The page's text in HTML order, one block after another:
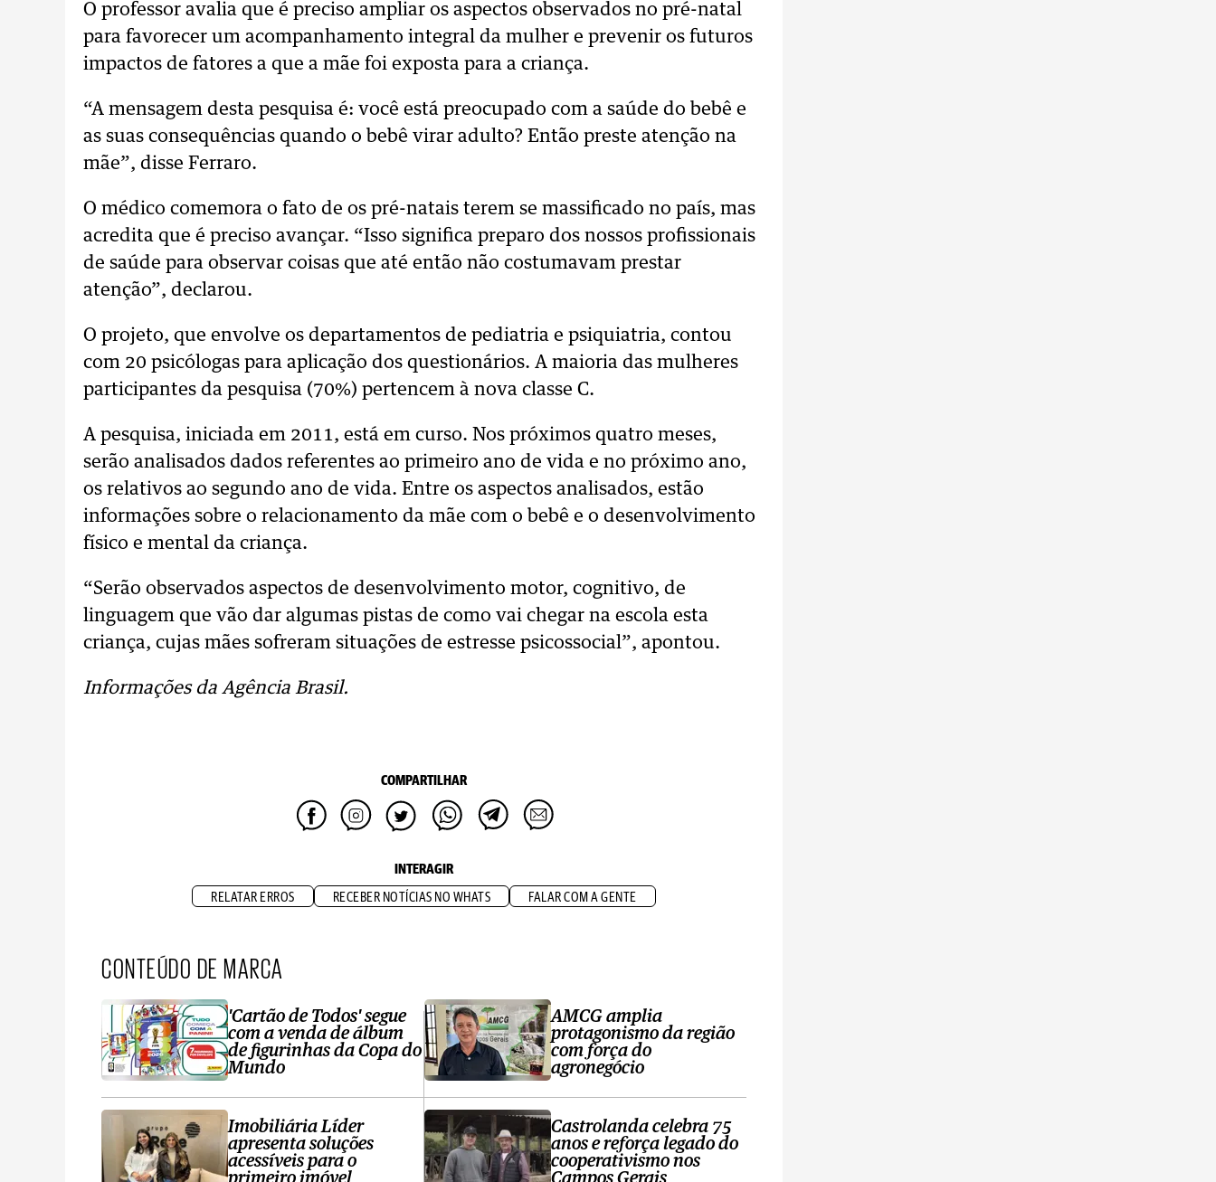
O professor avalia que é preciso ampliar os aspectos observados no pré-natal
para favorecer um acompanhamento integral da mulher e prevenir os futuros
impactos de fatores a que a mãe foi exposta para a criança.
“A mensagem desta pesquisa é: você está preocupado com a saúde do bebê e
as suas consequências quando o bebê virar adulto? Então preste atenção na
mãe”, disse Ferraro.
O médico comemora o fato de os pré-natais terem se massificado no país, mas
acredita que é preciso avançar. “Isso significa preparo dos nossos profissionais
de saúde para observar coisas que até então não costumavam prestar
atenção”, declarou.
O projeto, que envolve os departamentos de pediatria e psiquiatria, contou
com 20 psicólogas para aplicação dos questionários. A maioria das mulheres
participantes da pesquisa (70%) pertencem à nova classe C.
A pesquisa, iniciada em 2011, está em curso. Nos próximos quatro meses,
serão analisados dados referentes ao primeiro ano de vida e no próximo ano,
os relativos ao segundo ano de vida. Entre os aspectos analisados, estão
informações sobre o relacionamento da mãe com o bebê e o desenvolvimento
físico e mental da criança.
“Serão observados aspectos de desenvolvimento motor, cognitivo, de
linguagem que vão dar algumas pistas de como vai chegar na escola esta
criança, cujas mães sofreram situações de estresse psicossocial”, apontou.
Informações da Agência Brasil.
COMPARTILHAR
INTERAGIR
RELATAR ERROS RECEBER NOTÍCIAS NO WHATS FALAR COM A GENTE
CONTEÚDO DE MARCA
'Cartão de Todos' segue
com a venda de álbum
de figurinhas da Copa do
Mundo
Imobiliária Líder
apresenta soluções
acessíveis para o
primeiro imóvel
AMCG amplia
protagonismo da região
com força do
agronegócio
Castrolanda celebra 75
anos e reforça legado do
cooperativismo nos
Campos Gerais